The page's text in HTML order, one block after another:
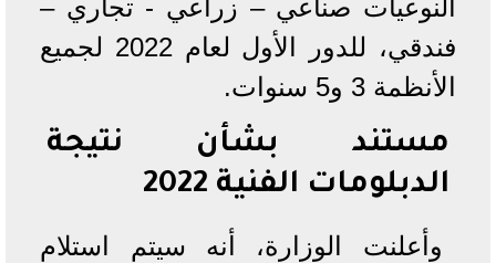
النوعيات صناعي – زراعي - تجاري –
فندقي، للدور الأول لعام 2022 لجميع
الأنظمة 3 و5 سنوات.
مستند بشأن نتيجة
الدبلومات الفنية 2022
وأعلنت الوزارة، أنه سيتم استلام